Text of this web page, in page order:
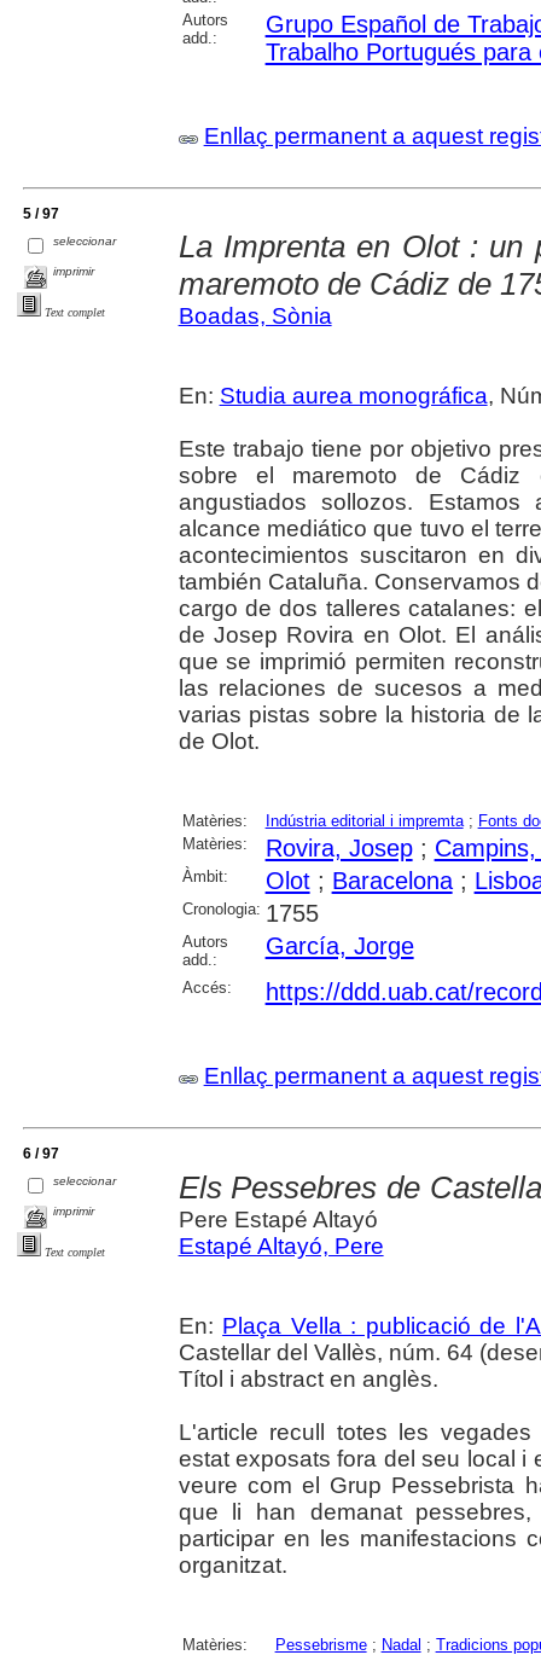
Autors
add.:
Grupo Español de
Trabalho Portugués
Enllaç permanent a aquest
5 / 97
seleccionar
imprimir
Text complet
La Imprenta en Olot : un
maremoto de Cádiz de
Boadas, Sònia
En: Studia aurea monográfica,
Este trabajo tiene por objetivo
sobre el maremoto de
angustiados sollozos.
alcance mediático que tuvo el
acontecimientos suscitaron en
también Cataluña. Conservamos
cargo de dos talleres catalanes:
de Josep Rovira en Olot. El
que se imprimió permiten
las relaciones de sucesos a
varias pistas sobre la historia de
de Olot.
Matèries: Indústria editorial i impremta; Fonts
Matèries:
Rovira, Josep;
Àmbit: Olot; Baracelona;
Cronologia: 1755
Autors
add.:
García, Jorge
Accés: https://ddd.uab.cat/
Enllaç permanent a aquest
6 / 97
seleccionar
imprimir
Text complet
Els Pessebres de
Pere Estapé Altayó
Estapé Altayó, Pere
En: Plaça Vella : publicació de
Castellar del Vallès, núm. 64
Títol i abstract en anglès.
L'article recull totes les
estat exposats fora del seu local i
veure com el Grup Pessebrista
que li han demanat
participar en les manifestacions
organitzat.
Matèries: Pessebrisme; Nadal ; Tradicions